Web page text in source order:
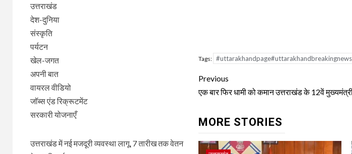
Tags:
Continue
Reading
Previous
एक बार फिर धामी को कमान उत्तराखंड के 12वें
MORE STORIES
उत्तराखंड
देश-दुनिया
संस्कृति
पर्यटन
खेल-जगत
अपनी बात
वायरल वीडियो
जॉब्स एंड रिक्रूटमेंट
सरकारी योजनाएँ
उत्तराखंड में नई मजदूरी व्यवस्था लागू, 7 तारीख तक वेतन